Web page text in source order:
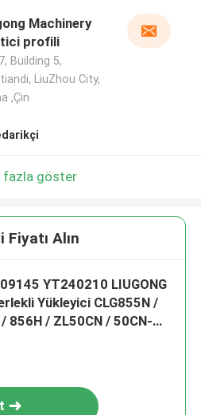
Machinery
profili
Building 5,
LiuZhou City,
,Çin
fazla göster
Fiyatı Alın
YT240210 LIUGONG
Yükleyici CLG855N /
856H / ZL50CN / 50CN-